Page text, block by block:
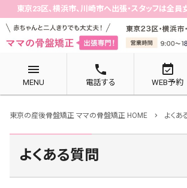
東京23区、横浜市、川崎市へ出張・スタッフは全
menu
MENU
phone
電話する
event_available
WEB予約
東京の産後骨盤矯正 ママの骨盤矯正 HOME chevron_right よくあ
よくある質問